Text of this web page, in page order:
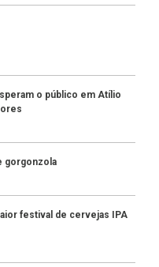
o público em Atílio
gorgonzola
festival de cervejas IPA